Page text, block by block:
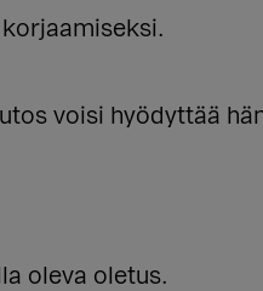
voisi hyödyttää
oleva oletus.